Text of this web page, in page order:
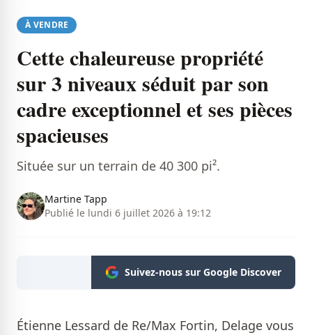
À VENDRE
Cette chaleureuse propriété
sur 3 niveaux séduit par son
cadre exceptionnel et ses pièces
spacieuses
Située sur un terrain de 40 300 pi².
Martine Tapp
Publié le lundi 6 juillet 2026 à 19:12
Suivez-nous sur Google Discover
Étienne Lessard de Re/Max Fortin, Delage vous